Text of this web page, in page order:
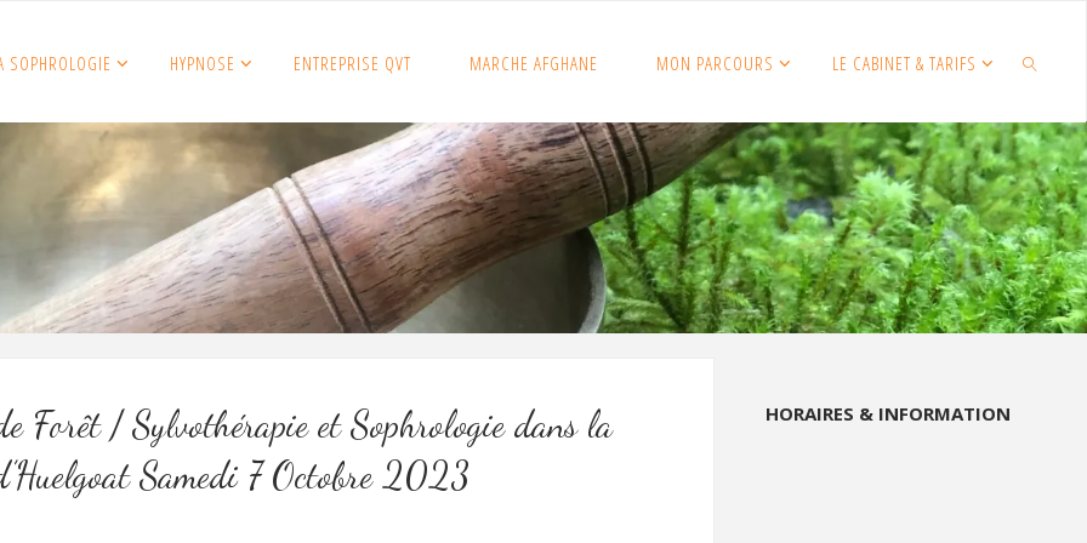
SOPHROLOGIE HYPNOSE ENTREPRISE QVT MARCHE AFGHANE MON PARCOURS LE CABINET & TARIFS
SEARCH
Forêt / Sylvothérapie et Sophrologie dans la
Samedi 7 Octobre 2023
HORAIRES & INFORMATION